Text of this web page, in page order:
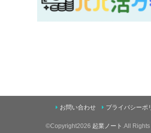
お問い合わせ プライバシーポ
©Copyright2026 起業ノート .All Rights